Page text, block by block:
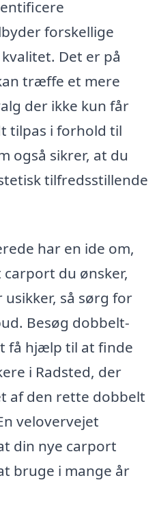
forskellige
Det er på
træffe et mere
der ikke kun får
tilpas i forhold til
også sikrer, at du
tilfredsstillende
har en ide om,
du ønsker,
så sørg for
Besøg dobbelt-
få hjælp til at finde
i Radsted, der
af den rette dobbelt
velovervejet
din nye carport
bruge i mange år